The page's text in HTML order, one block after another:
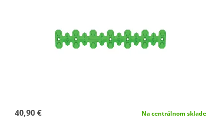
40,90 € Na centrálnom sklade